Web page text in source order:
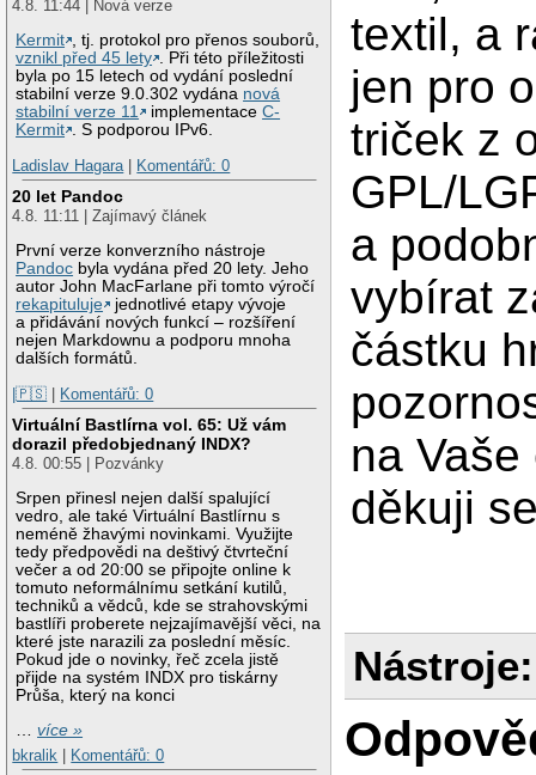
4.8. 11:44 | Nová verze
Kermit , tj. protokol pro přenos souborů,
vznikl před 45 lety . Při této příležitosti
byla po 15 letech od vydání poslední
stabilní verze 9.0.302 vydána nová
stabilní verze 11
implementaceC-
Kermit . S podporou IPv6.
Ladislav Hagara | Komentářů: 0
20 let Pandoc
4.8. 11:11 | Zajímavý článek
První verze konverzního nástroje
Pandoc byla vydána před 20 lety. Jeho
autor John MacFarlane při tomto výročí
rekapituluje
jednotlivé etapy vývoje
a přidávání nových funkcí – rozšíření
nejen Markdownu a podporu mnoha
dalších formátů.
|🇵🇸 | Komentářů: 0
Virtuální Bastlírna vol. 65: Už vám
dorazil předobjednaný INDX?
4.8. 00:55 | Pozvánky
Srpen přinesl nejen další spalující
vedro, ale také Virtuální Bastlírnu s
neméně žhavými novinkami. Využijte
tedy předpovědi na deštivý čtvrteční
večer a od 20:00 se připojte online k
tomuto neformálnímu setkání kutilů,
techniků a vědců, kde se strahovskými
bastlíři proberete nejzajímavější věci, na
které jste narazili za poslední měsíc.
Pokud jde o novinky, řeč zcela jistě
přijde na systém INDX pro tiskárny
Průša, který na konci
…více »
bkralik
Komentářů: 0
textil, a
jen pro
triček z
GPL/
a
vybírat
částku
na
děkuji
Nástroje: